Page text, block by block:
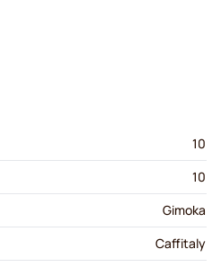
10
10
Gimoka
Caffitaly